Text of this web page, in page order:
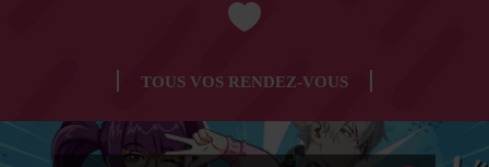
TOUS VOS RENDEZ-VOUS